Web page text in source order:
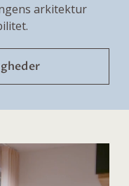
arkitektur